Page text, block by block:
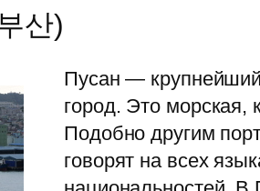
산)
Пусан —
город. Это морская,
Подобно другим
говорят на всех